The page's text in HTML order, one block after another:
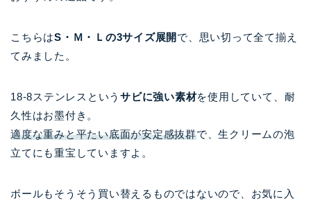
こちらはS・Ｍ・Ｌの3サイズ展開 で、思い切って全て揃え
てみました。
18-8ステンレスというサビに強い素材を使用していて、耐
久性はお墨付き。
適度な重みと平たい底面が安定感抜群で、生クリームの泡
立てにも重宝していますよ。
ボールもそうそう買い替えるものではないので、お気に入